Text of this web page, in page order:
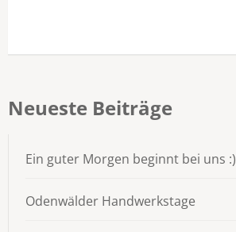
Neueste Beiträge
Ein guter Morgen beginnt bei uns :)
Odenwälder Handwerkstage